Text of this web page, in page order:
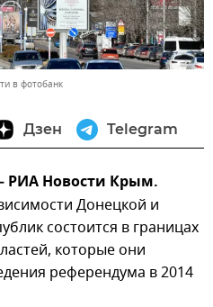
в фотобанк
Дзен Telegram
РИА Новости Крым.
Донецкой и
состоится в границах
которые они
референдума в 2014